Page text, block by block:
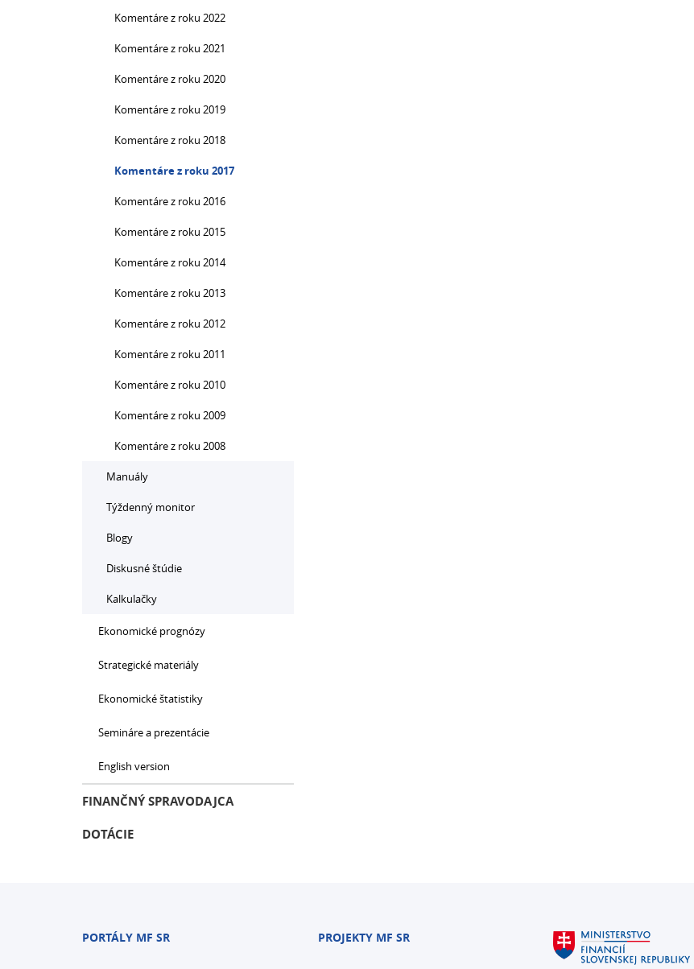
Komentáre z roku 2022
Komentáre z roku 2021
Komentáre z roku 2020
Komentáre z roku 2019
Komentáre z roku 2018
Komentáre z roku 2017
Komentáre z roku 2016
Komentáre z roku 2015
Komentáre z roku 2014
Komentáre z roku 2013
Komentáre z roku 2012
Komentáre z roku 2011
Komentáre z roku 2010
Komentáre z roku 2009
Komentáre z roku 2008
Manuály
Týždenný monitor
Blogy
Diskusné štúdie
Kalkulačky
Ekonomické prognózy
Strategické materiály
Ekonomické štatistiky
Semináre a prezentácie
English version
FINANČNÝ SPRAVODAJCA
DOTÁCIE
PORTÁLY MF SR PROJEKTY MF SR